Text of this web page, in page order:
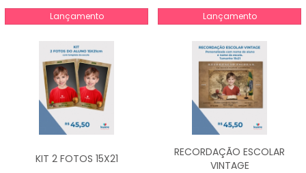
Lançamento
Lançamento
KIT 2 FOTOS 15X21
RECORDAÇÃO ESCOLAR
VINTAGE